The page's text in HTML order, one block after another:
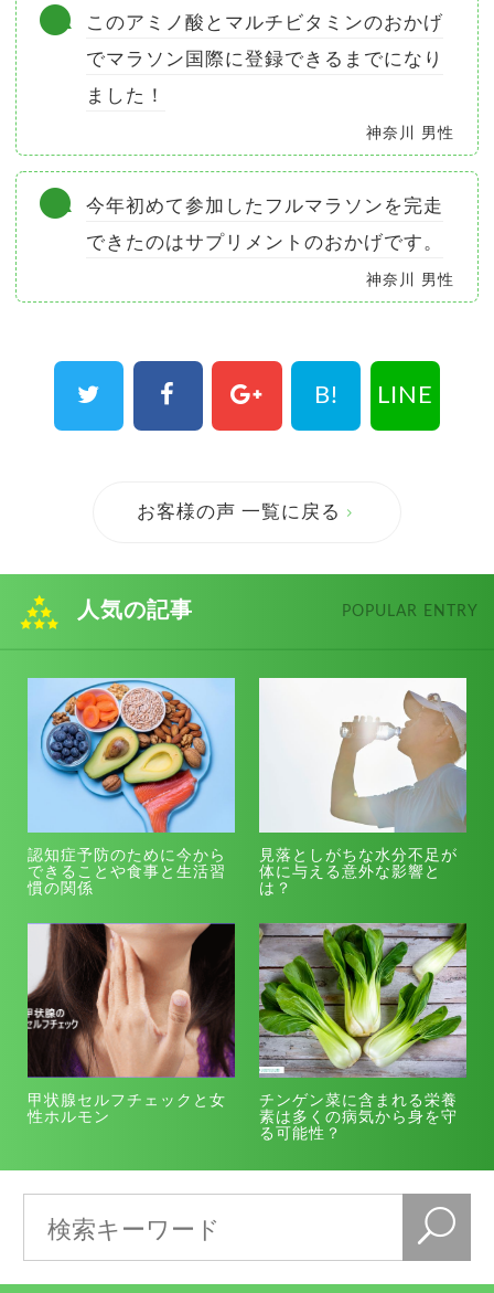
このアミノ酸とマルチビタミンのおかげ
でマラソン国際に登録できるまでになり
ました！
神奈川 男性
今年初めて参加したフルマラソンを完走
できたのはサプリメントのおかげです。
神奈川 男性
B! LINE
お客様の声 一覧に戻る
人気の記事 POPULAR ENTRY
認知症予防のために今から
できることや食事と生活習
慣の関係
見落としがちな水分不足が
体に与える意外な影響と
は？
甲状腺セルフチェックと女
性ホルモン
チンゲン菜に含まれる栄養
素は多くの病気から身を守
る可能性？